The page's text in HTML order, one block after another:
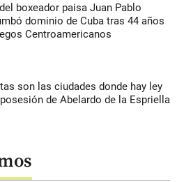
boxeador paisa Juan Pablo
dominio de Cuba tras 44 años
Centroamericanos
son las ciudades donde hay ley
de Abelardo de la Espriella